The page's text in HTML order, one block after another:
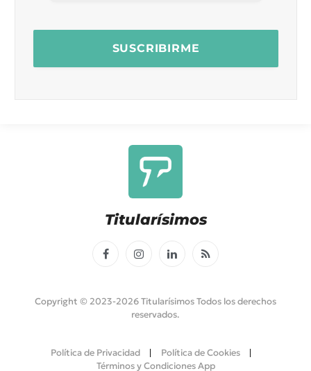
Titularísimos
FacebookInstagramLinkedInRSS
Copyright © 2023-2026 Titularísimos Todos los derechos
reservados.
Política de Privacidad
Política de Cookies
Términos y Condiciones App